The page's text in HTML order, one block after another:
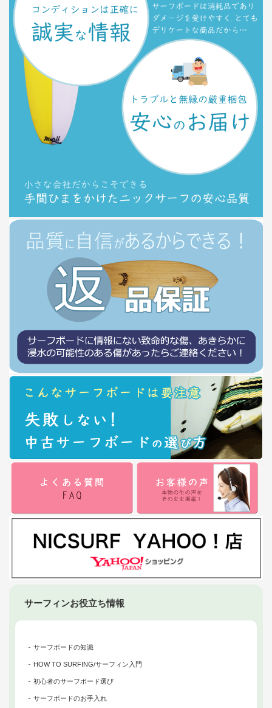
サーフィンお役立ち情報
サーフボードの知識
HOW TO SURFING/サーフィン入門
初心者のサーフボード選び
サーフボードのお手入れ